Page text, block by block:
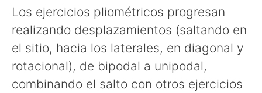
Los ejercicios pliométricos progresan
realizando desplazamientos (saltando en
el sitio, hacia los laterales, en diagonal y
rotacional), de bipodal a unipodal,
combinando el salto con otros ejercicios